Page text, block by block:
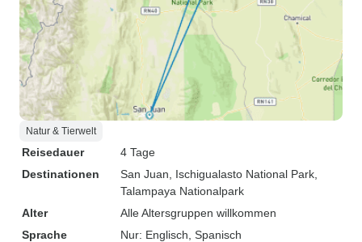
Natur & Tierwelt
Reisedauer
4 Tage
Destinationen
San Juan , Ischigualasto National Park
Talampaya Nationalpark
Alter
Alle Altersgruppen willkommen
Sprache
Nur: Englisch, Spanisch